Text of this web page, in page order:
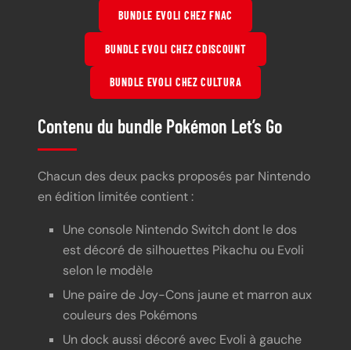
BUNDLE EVOLI CHEZ FNAC
BUNDLE EVOLI CHEZ CDISCOUNT
BUNDLE EVOLI CHEZ CULTURA
Contenu du bundle Pokémon Let’s Go
Chacun des deux packs proposés par Nintendo
en édition limitée contient :
Une console Nintendo Switch dont le dos
est décoré de silhouettes Pikachu ou Evoli
selon le modèle
Une paire de Joy-Cons jaune et marron aux
couleurs des Pokémons
Un dock aussi décoré avec Evoli à gauche